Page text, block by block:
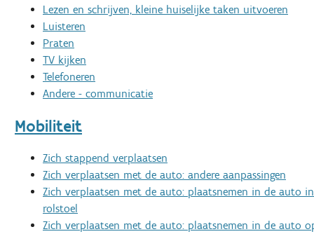
Lezen en schrijven, kleine huiselijke taken uitvoeren
Luisteren
Praten
TV kijken
Telefoneren
Andere - communicatie
Mobiliteit
Zich stappend verplaatsen
Zich verplaatsen met de auto: andere aanpassingen
Zich verplaatsen met de auto: plaatsnemen in de auto
rolstoel
Zich verplaatsen met de auto: plaatsnemen in de auto